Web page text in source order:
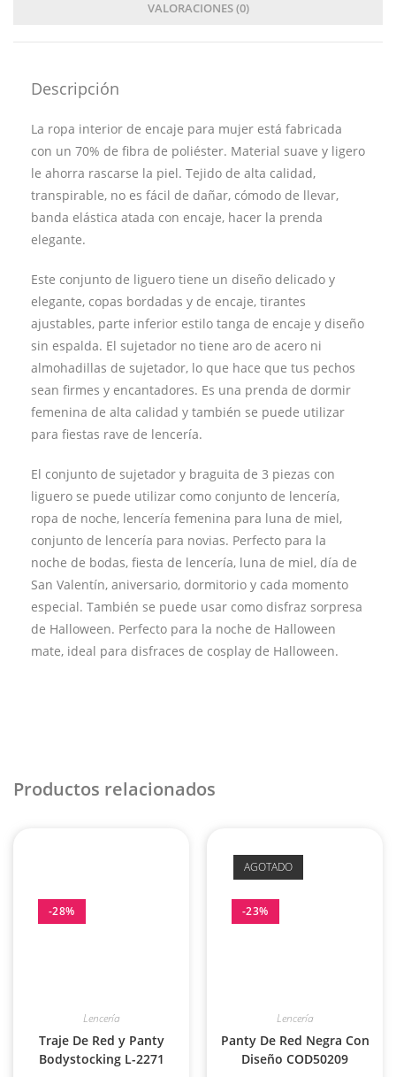
VALORACIONES (0)
Descripción
La ropa interior de encaje para mujer está fabricada
con un 70% de fibra de poliéster. Material suave y ligero
le ahorra rascarse la piel. Tejido de alta calidad,
transpirable, no es fácil de dañar, cómodo de llevar,
banda elástica atada con encaje, hacer la prenda
elegante.
Este conjunto de liguero tiene un diseño delicado y
elegante, copas bordadas y de encaje, tirantes
ajustables, parte inferior estilo tanga de encaje y diseño
sin espalda. El sujetador no tiene aro de acero ni
almohadillas de sujetador, lo que hace que tus pechos
sean firmes y encantadores. Es una prenda de dormir
femenina de alta calidad y también se puede utilizar
para fiestas rave de lencería.
El conjunto de sujetador y braguita de 3 piezas con
liguero se puede utilizar como conjunto de lencería,
ropa de noche, lencería femenina para luna de miel,
conjunto de lencería para novias. Perfecto para la
noche de bodas, fiesta de lencería, luna de miel, día de
San Valentín, aniversario, dormitorio y cada momento
especial. También se puede usar como disfraz sorpresa
de Halloween. Perfecto para la noche de Halloween
mate, ideal para disfraces de cosplay de Halloween.
Productos relacionados
-28%
Lencería
Traje De Red y Panty
Bodystocking L-2271
AGOTADO
-23%
Lencería
Panty De Red Negra Con
Diseño COD50209